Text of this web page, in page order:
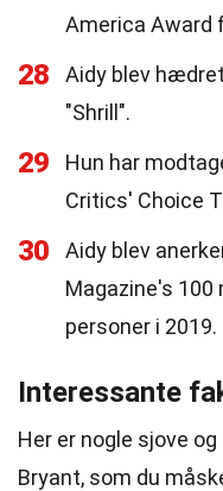
America Award
28
Aidy blev
"Shrill".
29
Hun har
Critics' Choice
30
Aidy blev
Magazine's
personer i 2019.
Interessante
Her er nogle sjove
Bryant, som du